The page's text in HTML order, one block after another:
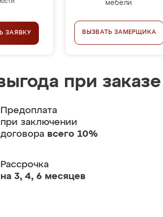
ЗАЯВКУ
мебели.
ВЫЗВАТЬ ЗАМЕРЩИКА
при
Предоплата
при заключении
договора всего 10%
Рассрочка
на 3, 4, 6 месяцев